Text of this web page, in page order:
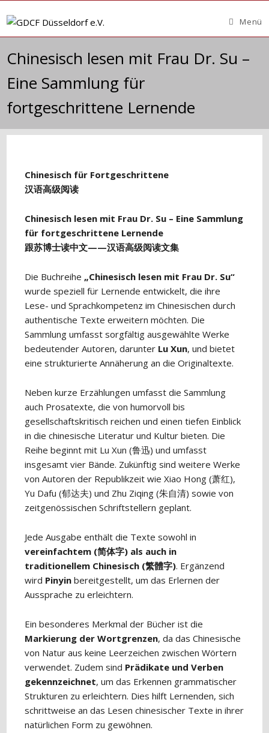
Inhalt
Menü
Chinesisch lesen mit Frau Dr. Su –
Eine Sammlung für
fortgeschrittene Lernende
Chinesisch für Fortgeschrittene
汉语高级阅读
Chinesisch lesen mit Frau Dr. Su – Eine Sammlung
für fortgeschrittene Lernende
跟苏博士读中文——汉语高级阅读文集
Die Buchreihe „Chinesisch lesen mit Frau Dr. Su“
wurde speziell für Lernende entwickelt, die ihre
Lese- und Sprachkompetenz im Chinesischen durch
authentische Texte erweitern möchten. Die
Sammlung umfasst sorgfältig ausgewählte Werke
bedeutender Autoren, darunter Lu Xun, und bietet
eine strukturierte Annäherung an die Originaltexte.
Neben kurze Erzählungen umfasst die Sammlung
auch Prosatexte, die von humorvoll bis
gesellschaftskritisch reichen und einen tiefen Einblick
in die chinesische Literatur und Kultur bieten. Die
Reihe beginnt mit Lu Xun (鲁迅) und umfasst
insgesamt vier Bände. Zukünftig sind weitere Werke
von Autoren der Republikzeit wie Xiao Hong (萧红),
Yu Dafu (郁达夫) und Zhu Ziqing (朱自清) sowie von
zeitgenössischen Schriftstellern geplant.
Jede Ausgabe enthält die Texte sowohl in
vereinfachtem (简体字) als auch in
traditionellem Chinesisch (繁體字). Ergänzend
wird Pinyin bereitgestellt, um das Erlernen der
Aussprache zu erleichtern.
Ein besonderes Merkmal der Bücher ist die
Markierung der Wortgrenzen, da das Chinesische
von Natur aus keine Leerzeichen zwischen Wörtern
verwendet. Zudem sind Prädikate und Verben
gekennzeichnet, um das Erkennen grammatischer
Strukturen zu erleichtern. Dies hilft Lernenden, sich
schrittweise an das Lesen chinesischer Texte in ihrer
natürlichen Form zu gewöhnen.